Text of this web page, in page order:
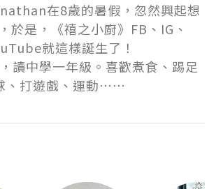
在8歲的暑假，忽然興起想
於是，《禧之小廚》FB、IG、
就這樣誕生了！
讀中學一年級。喜歡煮食、踢足
、打遊戲、運動⋯⋯